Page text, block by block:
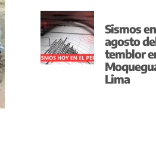
Sismos
agosto
temblor
Lima